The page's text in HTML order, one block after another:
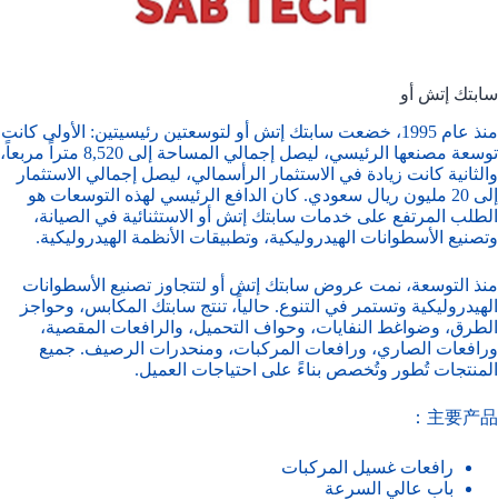
سابتك إتش أو
منذ عام 1995، خضعت سابتك إتش أو لتوسعتين رئيسيتين: الأولى كانت
توسعة مصنعها الرئيسي، ليصل إجمالي المساحة إلى 8,520 متراً مربعاً،
والثانية كانت زيادة في الاستثمار الرأسمالي، ليصل إجمالي الاستثمار
إلى 20 مليون ريال سعودي. كان الدافع الرئيسي لهذه التوسعات هو
الطلب المرتفع على خدمات سابتك إتش أو الاستثنائية في الصيانة،
وتصنيع الأسطوانات الهيدروليكية، وتطبيقات الأنظمة الهيدروليكية.
منذ التوسعة، نمت عروض سابتك إتش أو لتتجاوز تصنيع الأسطوانات
الهيدروليكية وتستمر في التنوع. حالياً، تنتج سابتك المكابس، وحواجز
الطرق، وضواغط النفايات، وحواف التحميل، والرافعات المقصية،
ورافعات الصاري، ورافعات المركبات، ومنحدرات الرصيف. جميع
المنتجات تُطور وتُخصص بناءً على احتياجات العميل.
主要产品：
رافعات غسيل المركبات
باب عالي السرعة